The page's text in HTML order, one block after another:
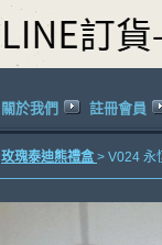
關於我們 註冊會員
玫瑰泰迪熊禮盒 > V024 永